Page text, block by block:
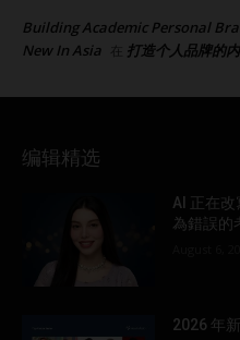
Building Academic Personal
New In Asia
在 打造个人品牌的
编辑精选
AI 正在
為錯誤的
2026 年